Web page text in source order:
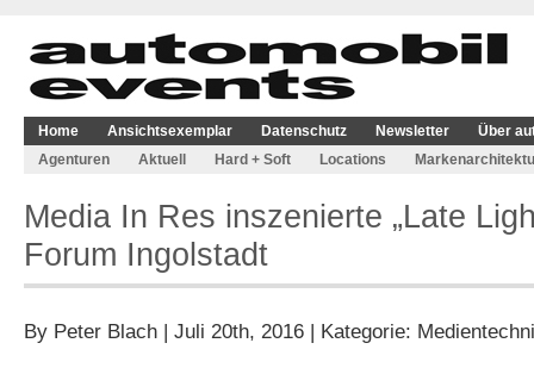
Home Ansichtsexemplar Datenschutz Newsletter
Über
Agenturen
Aktuell Hard + Soft Locations
Media In Res inszenierte „Late
Forum Ingolstadt
By Peter Blach | Juli 20th, 2016 | Kategorie: